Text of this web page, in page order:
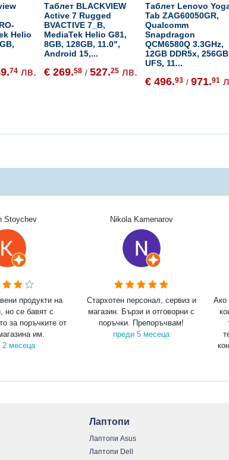
Helio
74 лв.
Таблет BLACKVIEW
Active 7 Rugged
BVACTIVE 7_B,
MediaTek Helio G81,
8GB, 128GB, 11.0",
Android 15,...
€ 269.58 /527.25 лв.
Таблет Lenovo
Tab ZAG60050GR,
Qualcomm
Snapdragon
QCM6580Q 3.3GHz,
12GB DDR5x, 256GB
UFS, 11...
€ 496.93 /971.91
Stoychev
продукти на
но се бавят с
за поръчките от
им.
2 месеца
Nikola Kamenarov
Стархотен персонал, сервиз и
магазин. Бързи и отговорни с
поръчки. Препоръчвам!
преди 5 месеца
Ако
Лаптопи
Лаптопи Asus
Лаптопи Dell